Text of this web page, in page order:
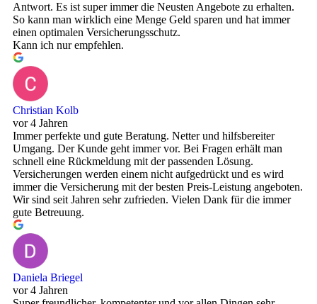
Antwort. Es ist super immer die Neusten Angebote zu erhalten.
So kann man wirklich eine Menge Geld sparen und hat immer
einen optimalen Versicherungsschutz.
Kann ich nur empfehlen.
Christian Kolb
vor 4 Jahren
Immer perfekte und gute Beratung. Netter und hilfsbereiter
Umgang. Der Kunde geht immer vor. Bei Fragen erhält man
schnell eine Rückmeldung mit der passenden Lösung.
Versicherungen werden einem nicht aufgedrückt und es wird
immer die Versicherung mit der besten Preis-Leistung angeboten.
Wir sind seit Jahren sehr zufrieden. Vielen Dank für die immer
gute Betreuung.
Daniela Briegel
vor 4 Jahren